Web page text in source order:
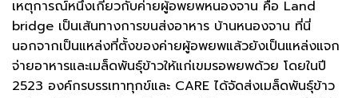
เหตุการณ์หนึ่งเกี่ยวกับค่ายผู้อพยพหนองจาน คือ Land
bridge เป็นเส้นทางการขนส่งอาหาร บ้านหนองจาน ที่นี่
นอกจากเป็นแหล่งที่ตั้งของค่ายผู้อพยพแล้วยังเป็นแหล่งแจก
จ่ายอาหารและเมล็ดพันธุ์ข้าวให้แก่เขมรอพยพด้วย โดยในปี
2523 องค์กรบรรเทาทุกข์และ CARE ได้จัดส่งเมล็ดพันธุ์ข้าว